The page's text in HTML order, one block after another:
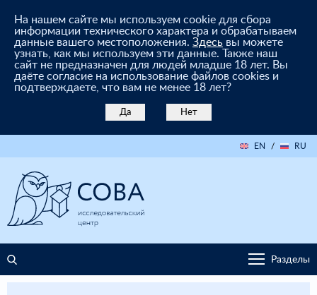
На нашем сайте мы используем cookie для сбора
информации технического характера и обрабатываем
данные вашего местоположения. Здесь вы можете
узнать, как мы используем эти данные. Также наш
сайт не предназначен для людей младше 18 лет. Вы
даёте согласие на использование файлов cookies и
подтверждаете, что вам не менее 18 лет?
Да Нет
EN / RU
Разделы